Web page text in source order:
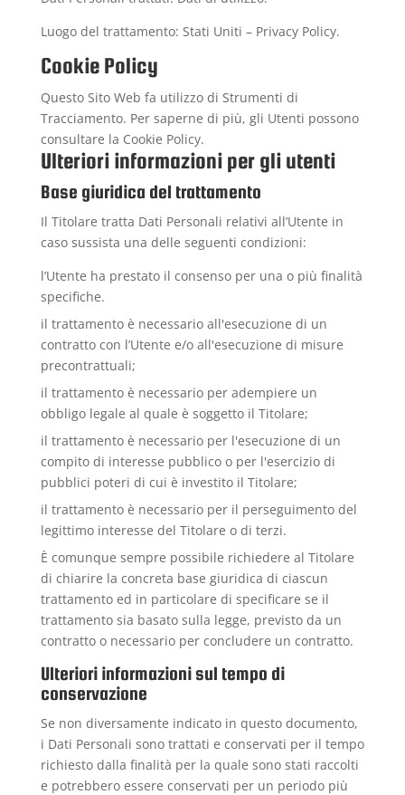
Luogo del trattamento: Stati Uniti – Privacy Policy.
Cookie Policy
Questo Sito Web fa utilizzo di Strumenti di
Tracciamento. Per saperne di più, gli Utenti possono
consultare la Cookie Policy.
Ulteriori informazioni per gli utenti
Base giuridica del trattamento
Il Titolare tratta Dati Personali relativi all’Utente in
caso sussista una delle seguenti condizioni:
l’Utente ha prestato il consenso per una o più finalità
specifiche.
il trattamento è necessario all'esecuzione di un
contratto con l’Utente e/o all'esecuzione di misure
precontrattuali;
il trattamento è necessario per adempiere un
obbligo legale al quale è soggetto il Titolare;
il trattamento è necessario per l'esecuzione di un
compito di interesse pubblico o per l'esercizio di
pubblici poteri di cui è investito il Titolare;
il trattamento è necessario per il perseguimento del
legittimo interesse del Titolare o di terzi.
È comunque sempre possibile richiedere al Titolare
di chiarire la concreta base giuridica di ciascun
trattamento ed in particolare di specificare se il
trattamento sia basato sulla legge, previsto da un
contratto o necessario per concludere un contratto.
Ulteriori informazioni sul tempo di
conservazione
Se non diversamente indicato in questo documento,
i Dati Personali sono trattati e conservati per il tempo
richiesto dalla finalità per la quale sono stati raccolti
e potrebbero essere conservati per un periodo più